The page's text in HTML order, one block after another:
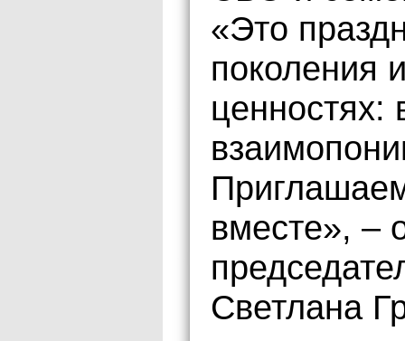
«Это
поколения
ценностях:
вместе», –
Светлана